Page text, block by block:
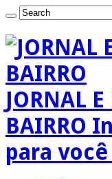
JORNAL E
BAIRRO
para você